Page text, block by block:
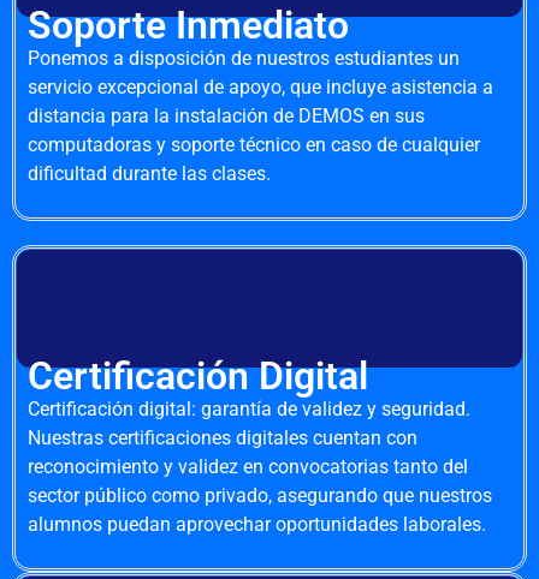
Soporte Inmediato
Ponemos a disposición de nuestros estudiantes un
servicio excepcional de apoyo, que incluye asistencia a
distancia para la instalación de DEMOS en sus
computadoras y soporte técnico en caso de cualquier
dificultad durante las clases.
Certificación Digital
Certificación digital: garantía de validez y seguridad.
Nuestras certificaciones digitales cuentan con
reconocimiento y validez en convocatorias tanto del
sector público como privado, asegurando que nuestros
alumnos puedan aprovechar oportunidades laborales.